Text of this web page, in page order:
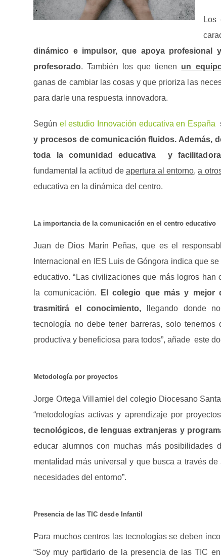
Los
dinámico e impulsor, que apoya profesional
profesorado. También los que tienen un
ganas de cambiar las cosas y que prioriza las
para darle una respuesta innovadora.
Según el estudio Innovación educativa en España
y procesos de comunicación fluidos. Además,
toda la comunidad educativa y
fundamental la actitud de apertura al entorno,a
educativa en la dinámica del centro.
La importancia de la comunicación en el centro educativo
Juan de Dios Marín Peñas, que es el
Internacional en IES Luis de Góngora indica que
educativo. “Las civilizaciones que más logros
la comunicación.
El colegio que más y mejor
trasmitirá el conocimiento,
llegando donde
tecnología no debe tener barreras, solo
productiva y beneficiosa para todos”, añade este
Metodología por proyectos
Jorge Ortega Villamiel del colegio Diocesano
“metodologías activas y aprendizaje por
tecnológicos, de lenguas extranjeras y
educar alumnos con muchas más posibilidades
mentalidad más universal y que busca a través
necesidades del entorno”.
Presencia de las TIC desde Infantil
Para muchos centros las tecnologías se deben
“Soy muy partidario de la presencia de las TIC